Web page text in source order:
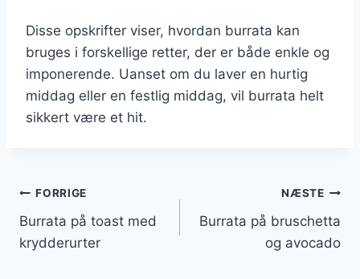
Disse opskrifter viser, hvordan burrata kan
bruges i forskellige retter, der er både enkle og
imponerende. Uanset om du laver en hurtig
middag eller en festlig middag, vil burrata helt
sikkert være et hit.
Indlægsnavigation
FORRIGE
Burrata på toast med
krydderurter
NÆSTE
Burrata på bruschetta
og avocado